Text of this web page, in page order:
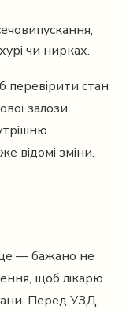
чи нирках.
перевірити стан
залози,
відомі зміни.
— бажано не
щоб лікарю
Перед УЗД